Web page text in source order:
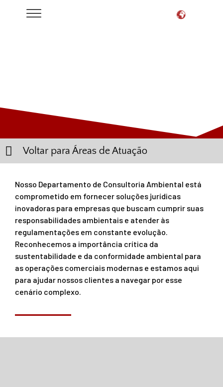
Voltar para Áreas de Atuação
Nosso Departamento de Consultoria Ambiental está
comprometido em fornecer soluções jurídicas
inovadoras para empresas que buscam cumprir suas
responsabilidades ambientais e atender às
regulamentações em constante evolução.
Reconhecemos a importância crítica da
sustentabilidade e da conformidade ambiental para
as operações comerciais modernas e estamos aqui
para ajudar nossos clientes a navegar por esse
cenário complexo.